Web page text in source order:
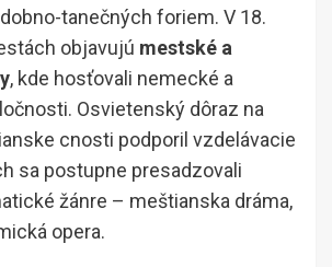
tanečných foriem. V 18.
objavujú mestské a
, kde hosťovali nemecké a
Osvietenský dôraz na
cnosti podporil vzdelávacie
sa postupne presadzovali
žánre – meštianska dráma,
opera.